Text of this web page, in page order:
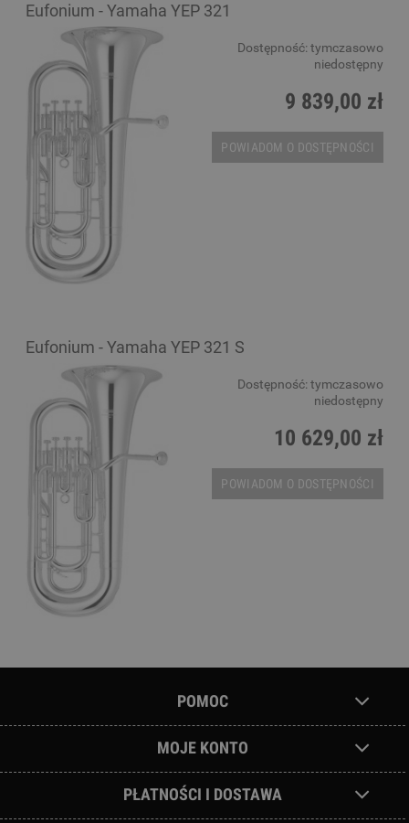
Eufonium - Yamaha YEP 321
Dostępność: tymczasowo
niedostępny
9 839,00 zł
POWIADOM O DOSTĘPNOŚCI
Eufonium - Yamaha YEP 321 S
Dostępność: tymczasowo
niedostępny
10 629,00 zł
POWIADOM O DOSTĘPNOŚCI
POMOC
MOJE KONTO
PŁATNOŚCI I DOSTAWA